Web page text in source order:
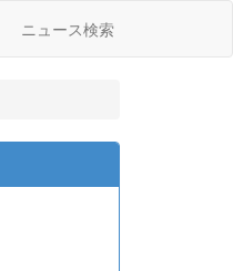
ニュース検索